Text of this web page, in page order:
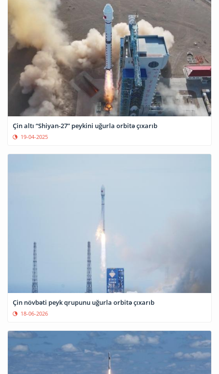
Çin altı “Shiyan-27” peykini uğurla orbitə çıxarıb
19-04-2025
Çin növbəti peyk qrupunu uğurla orbitə çıxarıb
18-06-2026